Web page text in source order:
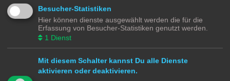
Software - aber Welche - Teil 3
Letzter Beitrag von Moba_GM
Do 3. Mär 2022, 19:12
Verfasst inSteuerung
Software - aber Welche - Teil 2
Verfasst inSteuerung
Profilbanner
Letzter Beitrag vonRalph«So 27. Feb 2022, 09:12
Verfasst in
Besucher-Statistiken
Hier können dienste ausgewählt werden die für die
Erfassung von Besucher-Statistiken genutzt werden.
1 Dienst
Mit diesem Schalter kannst Du alle Dienste
aktivieren oder deaktivieren.